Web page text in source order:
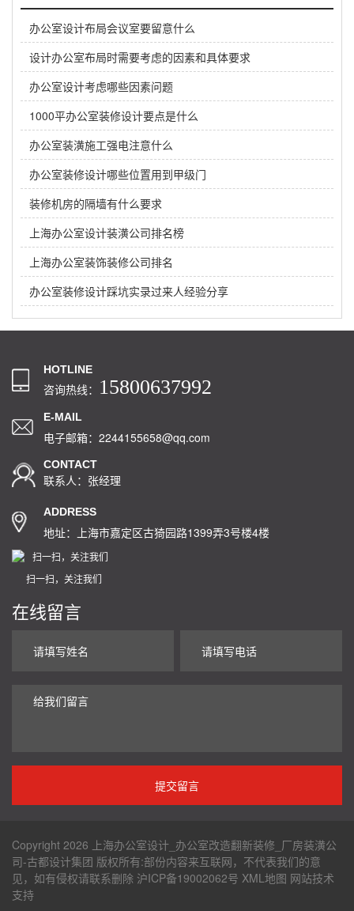
办公室设计布局会议室要留意什么
设计办公室布局时需要考虑的因素和具体要求
办公室设计考虑哪些因素问题
1000平办公室装修设计要点是什么
办公室装潢施工强电注意什么
办公室装修设计哪些位置用到甲级门
装修机房的隔墙有什么要求
上海办公室设计装潢公司排名榜
上海办公室装饰装修公司排名
办公室装修设计踩坑实录过来人经验分享
HOTLINE
咨询热线： 15800637992
E-MAIL
电子邮箱：2244155658@qq.com
CONTACT
联系人：张经理
ADDRESS
地址：上海市嘉定区古猗园路1399弄3号楼4楼
扫一扫，关注我们
在线留言
Copyright 2026 上海办公室设计_办公室改造翻新装修_厂房装潢公
司-古都设计集团 版权所有:部份内容来互联网，不代表我们的意
见，如有侵权请联系删除 沪ICP备19002062号 XML地图 网站技术
支持